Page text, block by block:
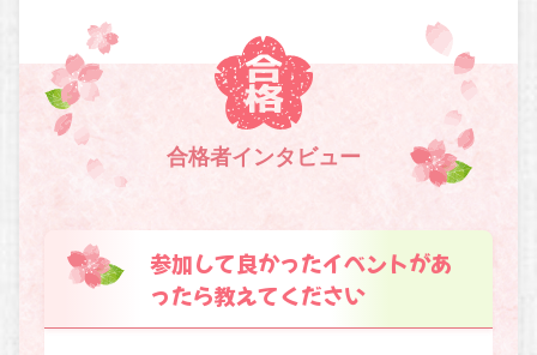
合格者インタビュー
参加して良かったイベントがあ
ったら教えてください